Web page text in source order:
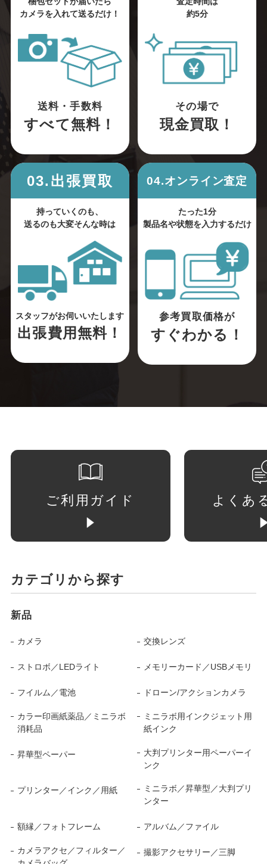
カメラを入れて送るだけ！
送料・手数料
すべて無料！
約5分
その場で
現金買取！
03.出張買取
持っていくのも、
送るのも大変そんな時は
スタッフがお伺いいたします
出張費用無料！
04.オンライン査定
たった1分
製品名や状態を入力するだけ
参考買取価格が
すぐわかる！
ご利用ガイド よくあ
カテゴリから探す
新品
カメラ 交換レンズ
ストロボ／LEDライト メモリーカード／USBメモリ
フイルム／電池 ドローン/アクションカメラ
カラー印画紙薬品／ミニラボ
消耗品
ミニラボ用インクジェット用
紙インク
昇華型ペーパー
大判プリンター用ペーパーイ
ンク
プリンター／インク／用紙
ミニラボ／昇華型／大判プリ
ンター
額縁／フォトフレーム アルバム／ファイル
カメラアクセ／フィルター／
撮影アクセサリー／三脚